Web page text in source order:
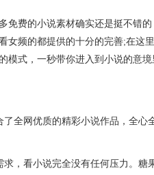
免费的小说素材确实还是挺不错
女频的都提供的十分的完善;在这
模式，一秒带你进入到小说的意
了全网优质的精彩小说作品，全心
求，看小说完全没有任何压力。糖